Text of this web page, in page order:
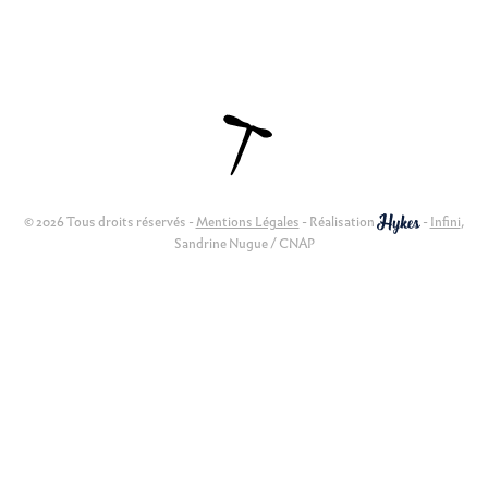
© 2026 Tous droits réservés -Mentions Légales - Réalisation - Infini,
Sandrine Nugue / CNAP